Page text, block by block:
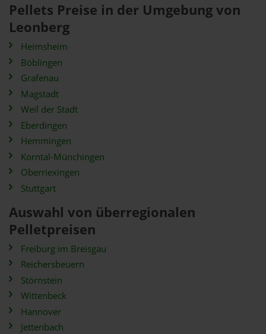
Pellets Preise in der Umgebung von
Leonberg
Heimsheim
Böblingen
Grafenau
Magstadt
Weil der Stadt
Eberdingen
Hemmingen
Korntal-Münchingen
Oberriexingen
Stuttgart
Auswahl von überregionalen
Pelletpreisen
Freiburg im Breisgau
Reichersbeuern
Störnstein
Wittenbeck
Hannover
Jettenbach